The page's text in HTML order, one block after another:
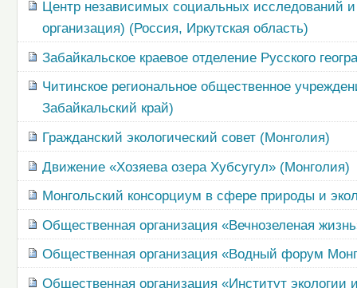
Центр независимых социальных исследований и
организация) (Россия, Иркутская область)
Забайкальское краевое отделение Русского
Читинское региональное общественное
Забайкальский край)
Гражданский экологический совет (Монголия)
Движение «Хозяева озера Хубсугул» (Монголия)
Монгольский консорциум в сфере природы и
Общественная организация «Вечнозеленая
Общественная организация «Водный форум
Общественная организация «Институт экологии